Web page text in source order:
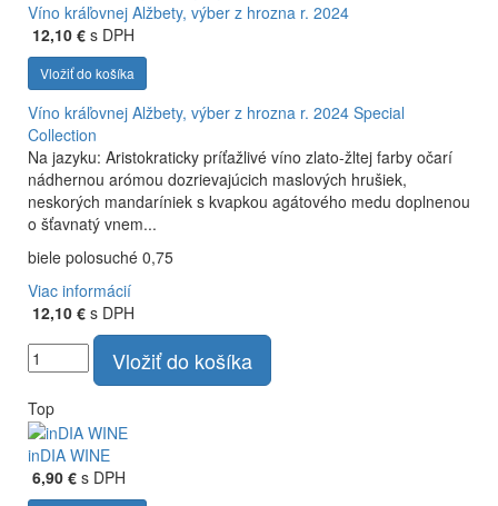
Víno kráľovnej Alžbety, výber z hrozna r. 2024
12,10 € s DPH
Vložiť do košíka
Víno kráľovnej Alžbety, výber z hrozna r. 2024 Special
Collection
Na jazyku: Aristokraticky príťažlivé víno zlato-žltej farby očarí
nádhernou arómou dozrievajúcich maslových hrušiek,
neskorých mandaríniek s kvapkou agátového medu doplnenou
o šťavnatý vnem...
biele polosuché 0,75
Viac informácií
12,10 € s DPH
Vložiť do košíka
Top
inDIA WINE
6,90 € s DPH